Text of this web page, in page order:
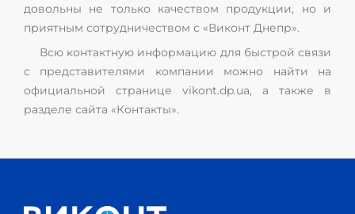
довольны не только качеством продукции, но и
приятным сотрудничеством с «Виконт Днепр».
Всю контактную информацию для быстрой связи
с представителями компании можно найти на
официальной странице vikont.dp.ua, а также в
разделе сайта «Контакты».